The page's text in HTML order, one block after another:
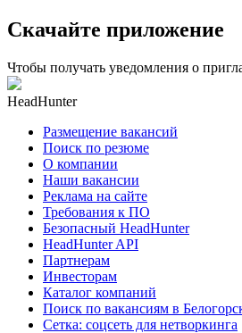
Скачайте приложение
Чтобы получать уведомления о
HeadHunter
Размещение вакансий
Поиск по резюме
О компании
Наши вакансии
Реклама на сайте
Требования к ПО
Безопасный HeadHunter
HeadHunter API
Партнерам
Инвесторам
Каталог компаний
Поиск по вакансиям в
Сетка: соцсеть для нетворкинга